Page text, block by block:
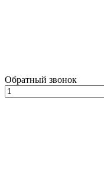
Обратный звонок